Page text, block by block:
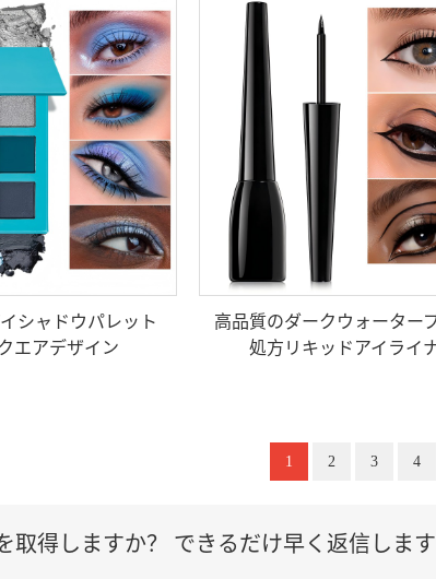
シャドウパレット
エアデザイン
高品質のダークウォーター
処方リキッドアイライ
1 2 3 4
取得しますか？ できるだけ早く返信します